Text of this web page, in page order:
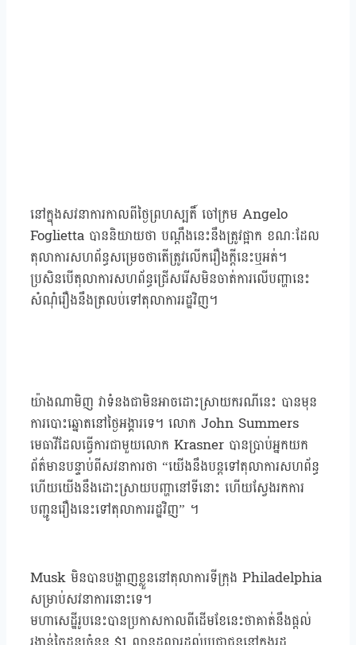
នៅក្នុងសវនាការកាលពីថ្ងៃព្រហស្បតិ៍ ចៅក្រម Angelo
Foglietta បាននិយាយថា បណ្តឹងនេះនឹងត្រូវផ្អាក ខណៈដែល
តុលាការសហព័ន្ធសម្រេចថាតើត្រូវលើករឿងក្តីនេះឬអត់។
ប្រសិនបើតុលាការសហព័ន្ធជ្រើសរើសមិនចាត់ការលើបញ្ហានេះ
សំណុំរឿងនឹងត្រលប់ទៅតុលាការរដ្ឋវិញ។
យ៉ាងណាមិញ វាទំនងជាមិនអាចដោះស្រាយករណីនេះ បានមុន
ការបោះឆ្នោតនៅថ្ងៃអង្គារទេ។ លោក John Summers
មេធាវីដែលធ្វើការជាមួយលោក Krasner បានប្រាប់អ្នកយក
ព័ត៌មានបន្ទាប់ពីសវនាការថា “យើងនឹងបន្តទៅតុលាការសហព័ន្ធ
ហើយយើងនឹងដោះស្រាយបញ្ហានៅទីនោះ ហើយស្វែងរកការ
បញ្ជូនរឿងនេះទៅតុលាការរដ្ឋវិញ” ។
Musk មិនបានបង្ហាញខ្លួននៅតុលាការទីក្រុង Philadelphia
សម្រាប់សវនាការនោះទេ។
មហាសេដ្ឋីរូបនេះបានប្រកាសកាលពីដើមខែនេះថាគាត់នឹងផ្តល់